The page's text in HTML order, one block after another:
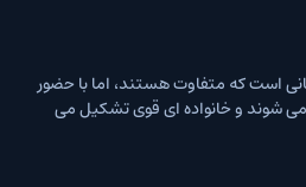
است که متفاوت هستند، اما با حضور
شوند و خانواده ای قوی تشکیل می